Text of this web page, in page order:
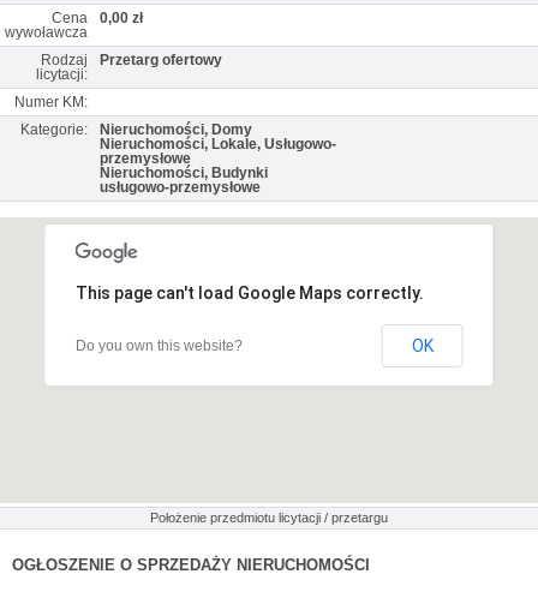
Cena
wywoławcza
0,00 zł
Rodzaj
licytacji:
Przetarg ofertowy
Numer KM:
Kategorie:
Nieruchomości, Domy
Nieruchomości, Lokale, Usługowo-
przemysłowe
Nieruchomości, Budynki
usługowo-przemysłowe
This page can't load Google Maps correctly.
Do you own this website? OK
Położenie przedmiotu licytacji / przetargu
OGŁOSZENIE O SPRZEDAŻY NIERUCHOMOŚCI